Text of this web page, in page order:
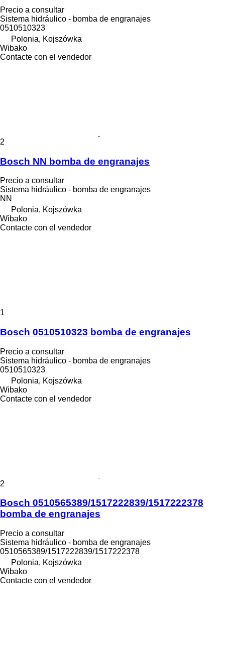
Precio a consultar
Sistema hidráulico - bomba de engranajes
0510510323
Polonia, Kojszówka
Wibako
Contacte con el vendedor
2
Bosch NN bomba de engranajes
Precio a consultar
Sistema hidráulico - bomba de engranajes
NN
Polonia, Kojszówka
Wibako
Contacte con el vendedor
1
Bosch 0510510323 bomba de engranajes
Precio a consultar
Sistema hidráulico - bomba de engranajes
0510510323
Polonia, Kojszówka
Wibako
Contacte con el vendedor
2
Bosch 0510565389/1517222839/1517222378
bomba de engranajes
Precio a consultar
Sistema hidráulico - bomba de engranajes
0510565389/1517222839/1517222378
Polonia, Kojszówka
Wibako
Contacte con el vendedor